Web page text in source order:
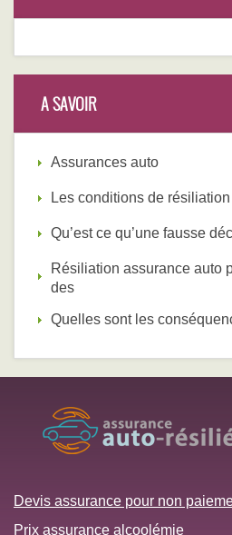
A SAVOIR
Assurances auto
Les conditions de
Qu’est ce qu’une fausse
Résiliation assurance auto
des
Quelles sont les
Devis assurance pour non
Prix assurance alcoolémie